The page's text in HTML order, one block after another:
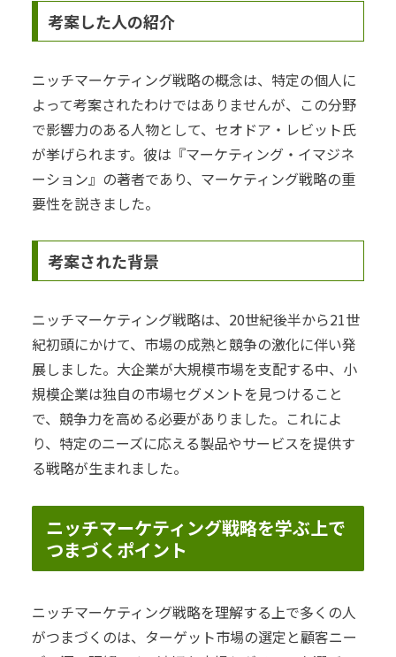
考案した人の紹介
ニッチマーケティング戦略の概念は、特定の個人に
よって考案されたわけではありませんが、この分野
で影響力のある人物として、セオドア・レビット氏
が挙げられます。彼は『マーケティング・イマジネ
ーション』の著者であり、マーケティング戦略の重
要性を説きました。
考案された背景
ニッチマーケティング戦略は、20世紀後半から21世
紀初頭にかけて、市場の成熟と競争の激化に伴い発
展しました。大企業が大規模市場を支配する中、小
規模企業は独自の市場セグメントを見つけること
で、競争力を高める必要がありました。これによ
り、特定のニーズに応える製品やサービスを提供す
る戦略が生まれました。
ニッチマーケティング戦略を学ぶ上で
つまづくポイント
ニッチマーケティング戦略を理解する上で多くの人
がつまづくのは、ターゲット市場の選定と顧客ニー